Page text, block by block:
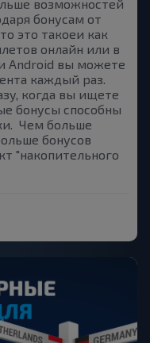
возможностей
бонусам от
это такоеи как
онлайн или в
Android вы можете
каждый раз.
когда вы ищете
бонусы способны
Чем больше
бонусов
"накопительного